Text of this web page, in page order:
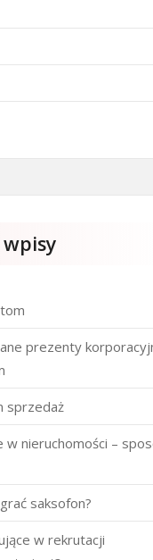
prezenty
sprzedaż
w nieruchomości –
saksofon?
w rekrutacji